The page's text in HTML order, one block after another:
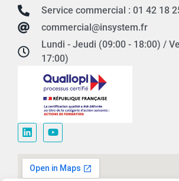
Service commercial : 01 42 18
commercial@insystem.fr
Lundi - Jeudi (09:00 - 18:00) /
17:00)